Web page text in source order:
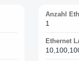
Anzahl
1
Ethernet